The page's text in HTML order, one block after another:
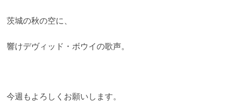
茨城の秋の空に、
響けデヴィッド・ボウイの歌声。
今週もよろしくお願いします。